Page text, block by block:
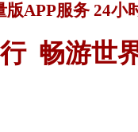
APP服务 24小
畅游世